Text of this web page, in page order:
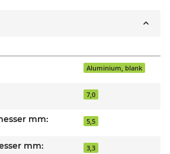
Aluminium, blank
7,0
mm: 5,5
mm: 3,3